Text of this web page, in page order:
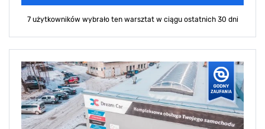
7 użytkowników wybrało ten warsztat w ciągu ostatnich 30 dni